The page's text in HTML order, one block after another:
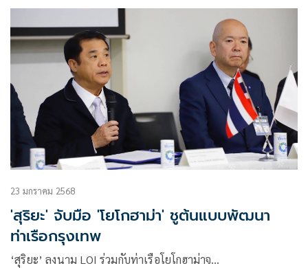
Stadium ก่อนพบกับ ชุนบุค ฮุนได มอเตอร์ส ในศึกเอเอฟซี
แชมเปี้ยนส์ลีก 2 รอบ 16 ทีมสุดท้าย นัดที่สอง รับเป็นงานยาก
กว่าเดิมจากสถานการณ์ที่แพ้มาก่อน แต่ยังหวังทำผลงานให้ดีกว่า
23 มกราคม 2568
'สุริยะ' จับมือ 'โยโกฮาม่า' ชูต้นแบบพัฒนา
ท่าเรือกรุงเทพ
‘สุริยะ’ ลงนาม LOI ร่วมกับท่าเรือโยโกฮาม่าจ…